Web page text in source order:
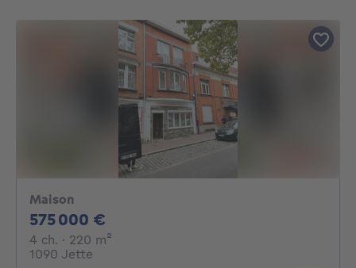
Maison
575 000 €
4 ch. 4 chambres
· 220 m²
1090 Jette